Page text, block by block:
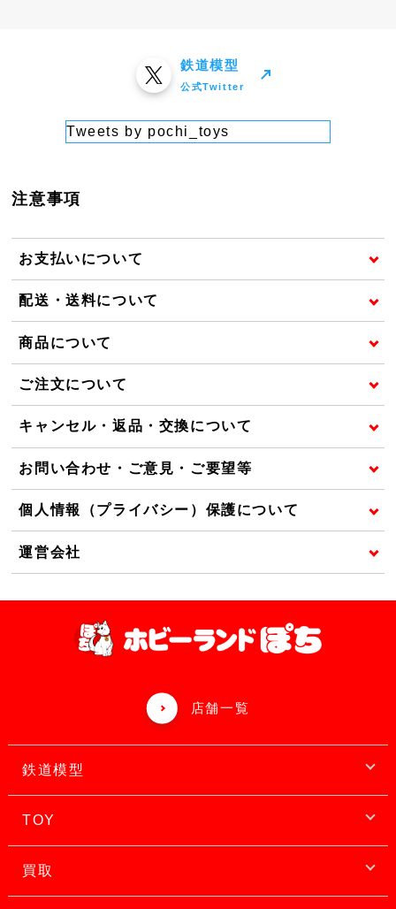
鉄道模型
公式Twitter
Tweets by pochi_toys
注意事項
お支払いについて
配送・送料について
商品について
ご注文について
キャンセル・返品・交換について
お問い合わせ・ご意見・ご要望等
個人情報（プライバシー）保護について
運営会社
店舗一覧
鉄道模型
TOY
買取